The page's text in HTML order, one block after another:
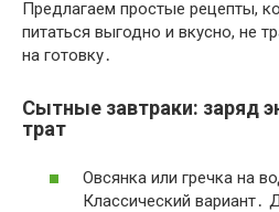
Предлагаем простые рецепты,
питаться выгодно и вкусно, не
на готовку․
Сытные завтраки: заряд
трат
Овсянка или гречка на
Классический вариант․